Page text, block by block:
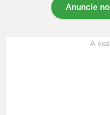
Anuncie
A